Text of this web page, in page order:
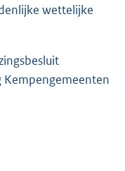
wettelijke
Kempengemeenten